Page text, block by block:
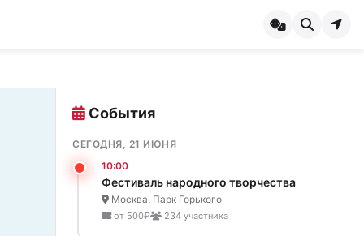
События
СЕГОДНЯ, 21 ИЮНЯ
10:00
Фестиваль народного творчества
Москва, Парк Горького
от 500₽ 234 участника